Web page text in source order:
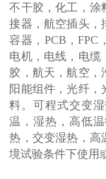
不干胶，化工，涂
接器，航空插头，
容器， PCB ，FPC
电机，电线，电缆
胶，航天，航空，
阳能组件，光纤，
料。可程式交变
温，湿热，高低
热，交变湿热，高
境试验条件下使用